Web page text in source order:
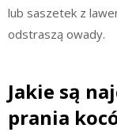
lub saszetek z
odstraszą owady.
Jakie są
prania